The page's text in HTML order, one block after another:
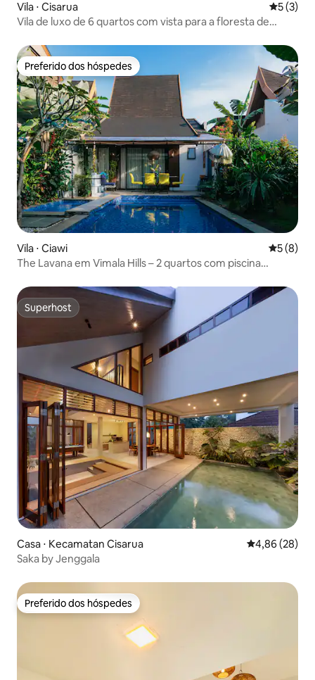
Vila ⋅ Cisarua 5 de
5 (3)
Vila de luxo de 6 quartos com vista para a floresta de
Preferido dos hóspedes
Preferido dos hóspedes
Vila ⋅ Ciawi 5 de
5 (8)
The Lavana em Vimala Hills – 2 quartos com piscina
Superhost
Superhost
Casa ⋅ Kecamatan Cisarua 4,86 de uma
4,86 (28)
Saka by Jenggala
Preferido dos hóspedes
Preferido dos hóspedes